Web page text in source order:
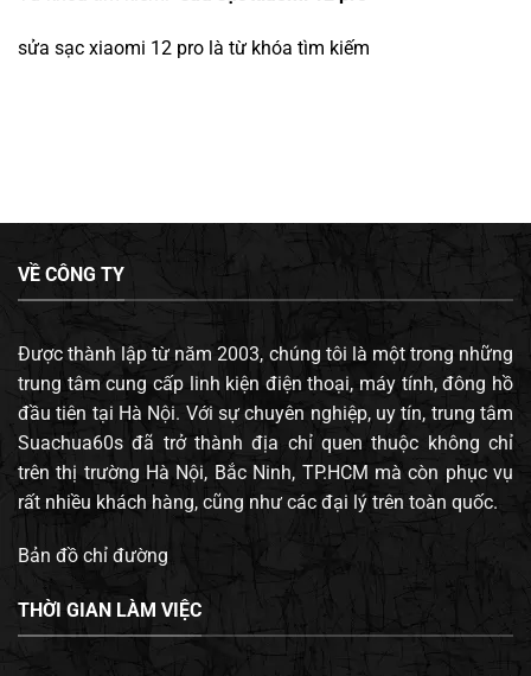
sửa sạc xiaomi 12 pro là từ khóa tìm kiếm
VỀ CÔNG TY
Được thành lập từ năm 2003, chúng tôi là một trong những
trung tâm cung cấp linh kiện điện thoại, máy tính, đông hồ
đầu tiên tại Hà Nội. Với sự chuyên nghiệp, uy tín, trung tâm
Suachua60s đã trở thành địa chỉ quen thuộc không chỉ
trên thị trường Hà Nội, Bắc Ninh, TP.HCM mà còn phục vụ
rất nhiều khách hàng, cũng như các đại lý trên toàn quốc.
Bản đồ chỉ đường
THỜI GIAN LÀM VIỆC